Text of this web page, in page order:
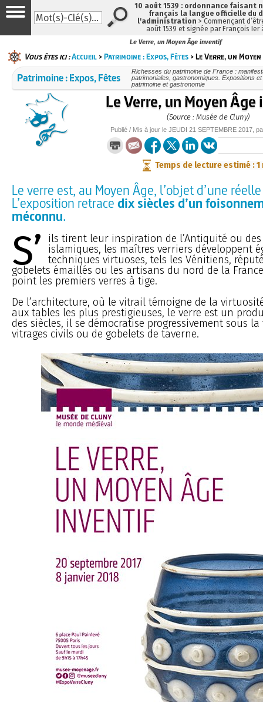
Le Verre, un Moyen Âge inventif
Vous êtes ici :Accueil >Patrimoine : Expos, Fêtes > Le Verre, un
Patrimoine : Expos, Fêtes
Richesses du patrimoine de France :
patrimoniales, gastronomiques. Expositions
patrimoine et gastronomie
Le Verre, un Moyen
(Source : Musée de Cluny)
Publié / Mis à jour leJEUDI 21 SEPTEMBRE 2017 ,
Temps de lecture estimé : 1
Le verre est, au Moyen Âge, l’objet d’une
L’exposition retracedix siècles d’un
méconnu.
S’
ils tirent leur inspiration de l’Antiquité ou
islamiques, les maîtres verriers développent
techniques virtuoses, tels les Vénitiens,
gobelets émaillés ou les artisans du nord de la
point les premiers verres à tige.
De l’architecture, où le vitrail témoigne de la
aux tables les plus prestigieuses, le verre est un
des siècles, il se démocratise progressivement sous
vitrages civils ou de gobelets de taverne.
10 août 1539 : ordonnance faisant
français la langue officielle du
l'administration > Commençant
août 1539 et signée par François